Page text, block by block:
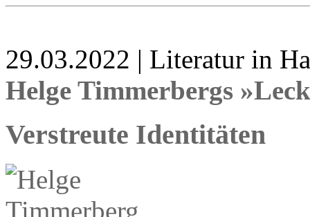
29.03.2022 | Literatur in
Helge Timmerbergs
Verstreute Identitäten